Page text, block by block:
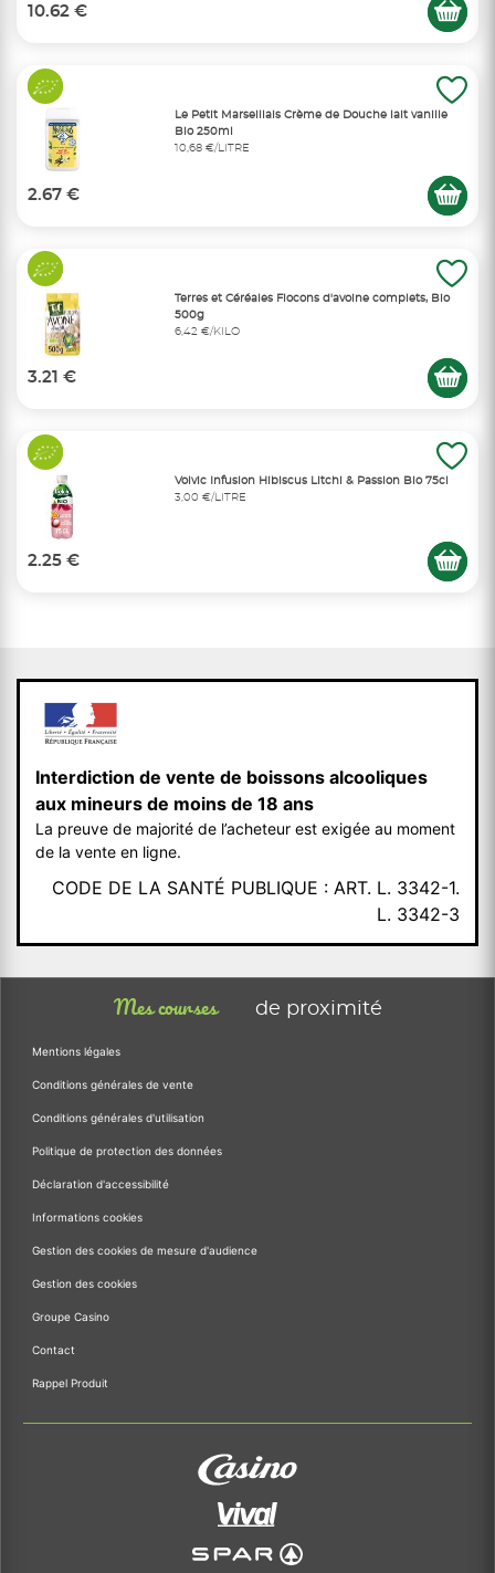
10.62 €
Le Petit Marseillais Crème de Douche lait vanille
Bio 250ml
10,68 €/LITRE
2.67 €
Terres et Céréales Flocons d'avoine complets, Bio
500g
6,42 €/KILO
3.21 €
Volvic Infusion Hibiscus Litchi & Passion Bio 75cl
3,00 €/LITRE
2.25 €
Interdiction de vente de boissons alcooliques
aux mineurs de moins de 18 ans
La preuve de majorité de l’acheteur est exigée au moment
de la vente en ligne.
CODE DE LA SANTÉ PUBLIQUE : ART. L. 3342-1.
L. 3342-3
Mes courses de proximité
Mentions légales
Conditions générales de vente
Conditions générales d'utilisation
Politique de protection des données
Déclaration d'accessibilité
Informations cookies
Gestion des cookies de mesure d'audience
Gestion des cookies
Groupe Casino
Contact
Rappel Produit